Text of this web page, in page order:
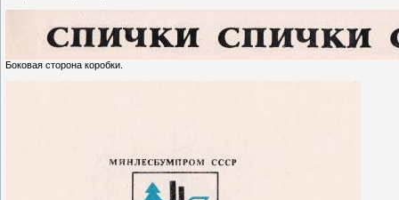
Боковая сторона коробки.